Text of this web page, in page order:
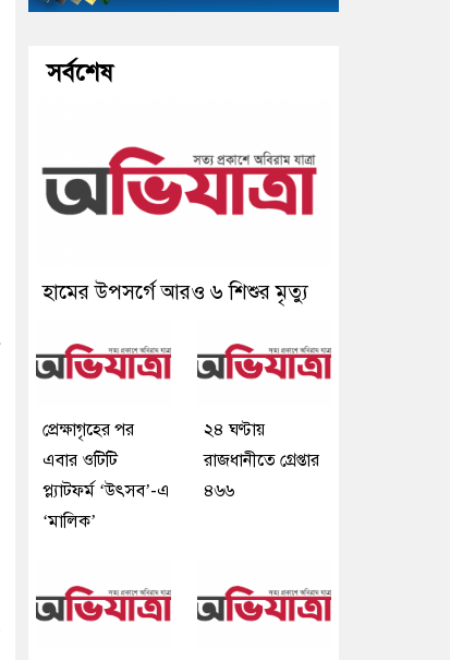
সর্বশেষ
হামের উপসর্গে আরও ৬ শিশুর মৃত্যু
প্রেক্ষাগৃহের পর
এবার ওটিটি
প্ল্যাটফর্ম ‘উৎসব’-এ
‘মালিক’
২৪ ঘণ্টায়
রাজধানীতে গ্রেপ্তার
৪৬৬